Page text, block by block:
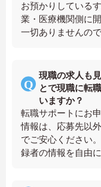
お預かりしている
業・医療機関側に
一切ありませんの
現職の求人も
とで現職に転
いますか？
転職サポートにお
情報は、応募先以
でご安心ください
録者の情報を自由